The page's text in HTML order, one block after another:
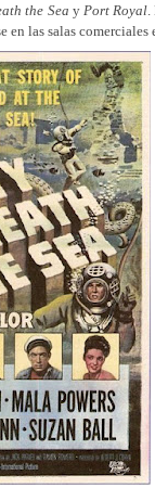
the Sea y Port Royal.
las salas comerciales